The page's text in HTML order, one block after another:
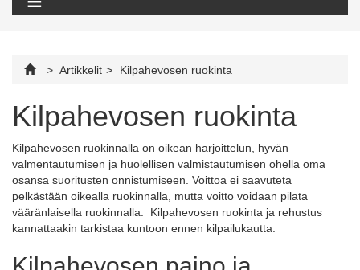
> Artikkelit > Kilpahevosen ruokinta
Kilpahevosen ruokinta
Kilpahevosen ruokinnalla on oikean harjoittelun, hyvän
valmentautumisen ja huolellisen valmistautumisen ohella oma
osansa suoritusten onnistumiseen. Voittoa ei saavuteta
pelkästään oikealla ruokinnalla, mutta voitto voidaan pilata
vääränlaisella ruokinnalla. Kilpahevosen ruokinta ja rehustus
kannattaakin tarkistaa kuntoon ennen kilpailukautta.